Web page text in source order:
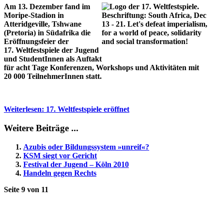
Am 13. Dezember fand im
Moripe-Stadion in
Atteridgeville, Tshwane
(Pretoria) in Südafrika die
Eröffnungsfeier der
17. Weltfestspiele der Jugend
und StudentInnen als Auftakt
für acht Tage Konferenzen, Workshops und Aktivitäten mit
20 000 TeilnehmerInnen statt.
Weiterlesen: 17. Weltfestspiele eröffnet
Weitere Beiträge ...
Azubis oder Bildungssystem »unreif«?
KSM siegt vor Gericht
Festival der Jugend – Köln 2010
Handeln gegen Rechts
Seite 9 von 11